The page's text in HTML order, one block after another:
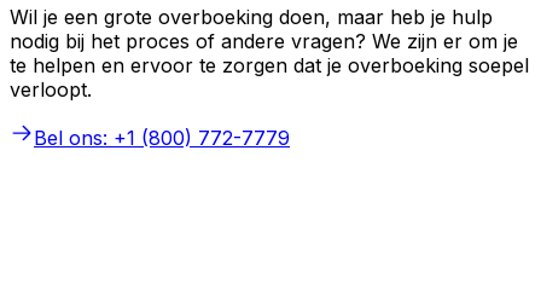
Wil je een grote overboeking doen, maar heb je hulp
nodig bij het proces of andere vragen? We zijn er om je
te helpen en ervoor te zorgen dat je overboeking soepel
verloopt.
Bel ons: +1 (800) 772-7779